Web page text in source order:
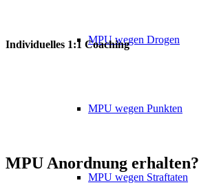
MPU wegen Drogen
MPU wegen Punkten
MPU wegen Straftaten
Individuelles 1:1 Coaching
MPU Anordnung erhalten?